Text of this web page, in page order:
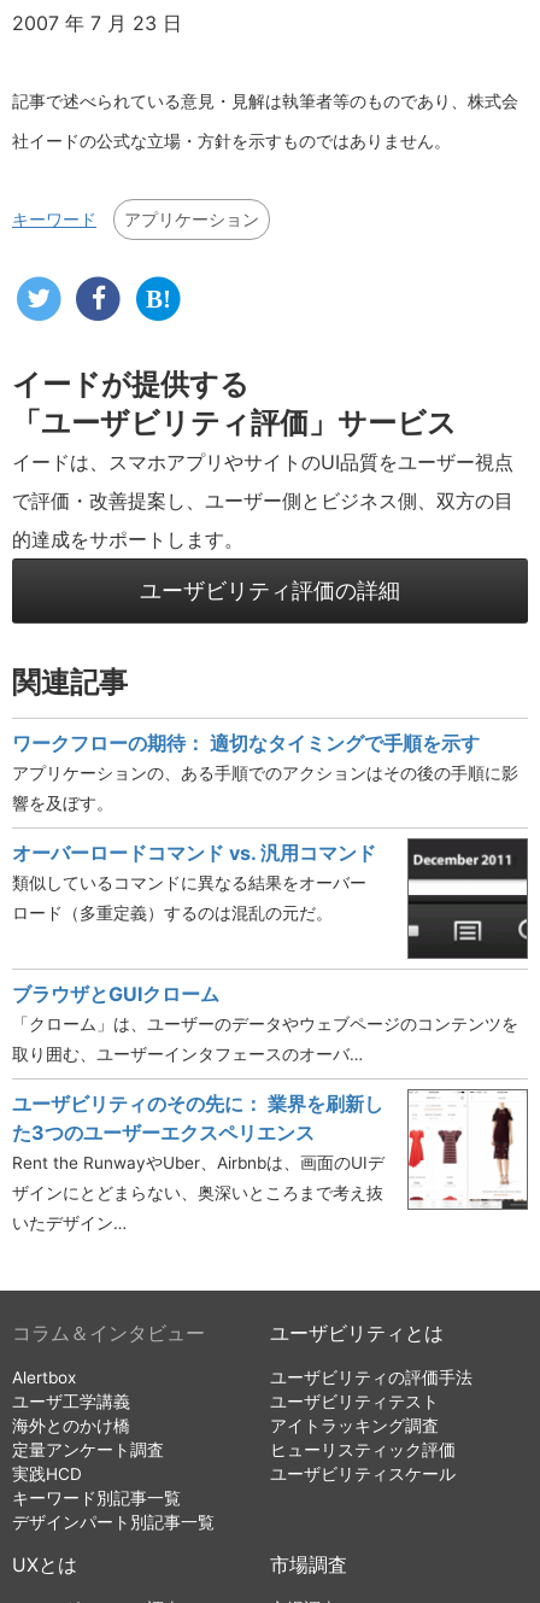
2007 年 7 月 23 日
記事で述べられている意見・見解は執筆者等のものであり、株式会
社イードの公式な立場・方針を示すものではありません。
キーワード アプリケーション
イードが提供する
「ユーザビリティ評価」サービス
イードは、スマホアプリやサイトのUI品質をユーザー視点
で評価・改善提案し、ユーザー側とビジネス側、双方の目
的達成をサポートします。
ユーザビリティ評価の詳細
関連記事
ワークフローの期待： 適切なタイミングで手順を示す
アプリケーションの、ある手順でのアクションはその後の手順に影
響を及ぼす。
オーバーロードコマンド vs. 汎用コマンド
類似しているコマンドに異なる結果をオーバー
ロード（多重定義）するのは混乱の元だ。
ブラウザとGUIクローム
「クローム」は、ユーザーのデータやウェブページのコンテンツを
取り囲む、ユーザーインタフェースのオーバ…
ユーザビリティのその先に： 業界を刷新し
た3つのユーザーエクスペリエンス
Rent the RunwayやUber、Airbnbは、画面のUIデ
ザインにとどまらない、奥深いところまで考え抜
いたデザイン…
コラム＆インタビュー
Alertbox
ユーザ工学講義
海外とのかけ橋
定量アンケート調査
実践HCD
キーワード別記事一覧
デザインパート別記事一覧
ユーザビリティとは
ユーザビリティの評価手法
ユーザビリティテスト
アイトラッキング調査
ヒューリスティック評価
ユーザビリティスケール
UXとは 市場調査